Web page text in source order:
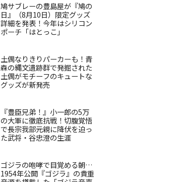
鳩サブレーの豊島屋が『鳩の
日』（8月10日）限定グッズ
詳細を発表！今年はシリコン
ポーチ「はとっこ」
土偶なりきりパーカーも！青
森の縄文遺跡群で発掘された
土偶がモチーフのキュートな
グッズが新発売
『豊臣兄弟！』小一郎の5万
の大軍に徹底抗戦！切腹覚悟
で長宗我部元親に降伏を迫っ
た武将・谷忠澄の生涯
ゴジラの咆哮で目覚める朝…
1954年公開『ゴジラ』の貴重